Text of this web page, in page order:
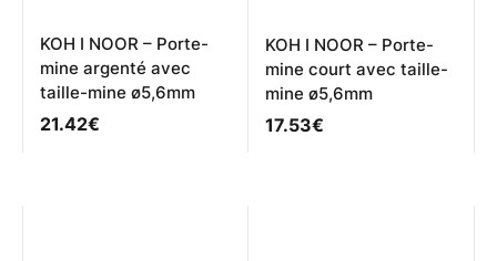
KOH I NOOR – Porte-
mine argenté avec
taille-mine ø5,6mm
21.42€
KOH I NOOR – Porte-
mine court avec taille-
mine ø5,6mm
17.53€